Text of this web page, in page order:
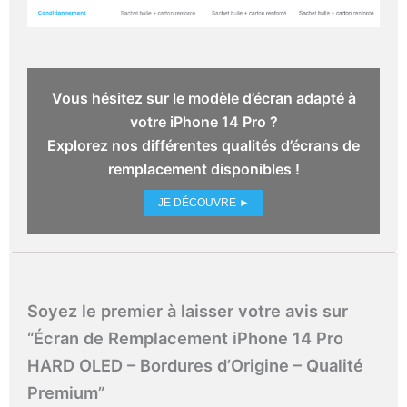
Vous hésitez sur le modèle d’écran adapté à
votre iPhone 14 Pro ?
Explorez nos différentes qualités d’écrans de
remplacement disponibles !
JE DÉCOUVRE ►
Soyez le premier à laisser votre avis sur
“Écran de Remplacement iPhone 14 Pro
HARD OLED – Bordures d’Origine – Qualité
Premium”